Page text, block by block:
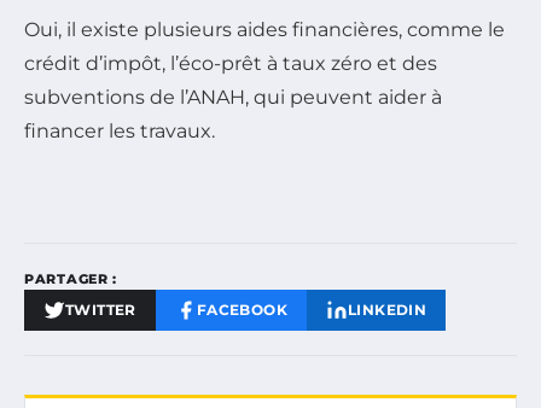
Oui, il existe plusieurs aides financières, comme le
crédit d’impôt, l’éco-prêt à taux zéro et des
subventions de l’ANAH, qui peuvent aider à
financer les travaux.
PARTAGER :
TWITTER FACEBOOK LINKEDIN